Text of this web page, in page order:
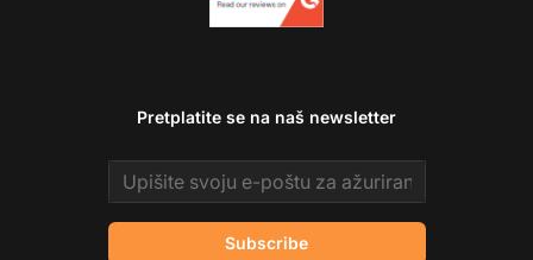
Pretplatite se na naš newsletter
Email address
Subscribe